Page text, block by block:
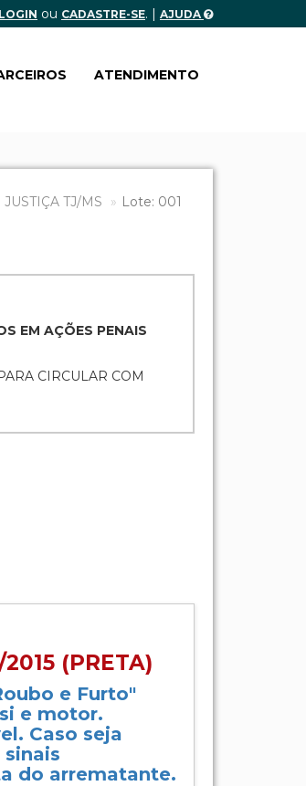
LOGIN ou CADASTRE-SE. | AJUDA
ATENDIMENTO
TJ/MS Lote: 001
EM AÇÕES PENAIS
CIRCULAR COM
(PRETA)
e Furto"
e motor.
Caso seja
do arrematante.